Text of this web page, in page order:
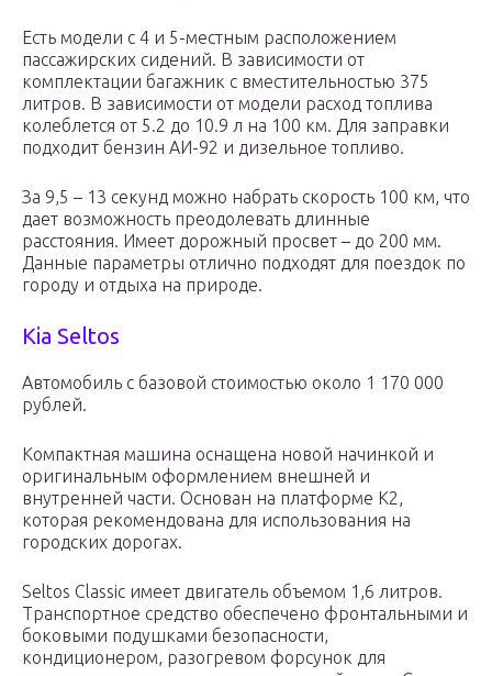
Есть модели с 4 и 5-местным расположением
пассажирских сидений. В зависимости от
комплектации багажник с вместительностью 375
литров. В зависимости от модели расход топлива
колеблется от 5.2 до 10.9 л на 100 км. Для заправки
подходит бензин АИ-92 и дизельное топливо.
За 9,5 – 13 секунд можно набрать скорость 100 км, что
дает возможность преодолевать длинные
расстояния. Имеет дорожный просвет – до 200 мм.
Данные параметры отлично подходят для поездок по
городу и отдыха на природе.
Kia Seltos
Автомобиль с базовой стоимостью около 1 170 000
рублей.
Компактная машина оснащена новой начинкой и
оригинальным оформлением внешней и
внутренней части. Основан на платформе К2,
которая рекомендована для использования на
городских дорогах.
Seltos Classic имеет двигатель объемом 1,6 литров.
Транспортное средство обеспечено фронтальными и
боковыми подушками безопасности,
кондиционером, разогревом форсунок для